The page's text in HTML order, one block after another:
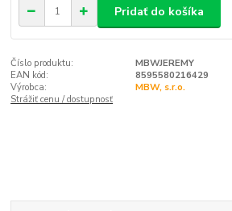
Pridať do košíka
Číslo produktu:
MBWJEREMY
EAN kód:
8595580216429
Výrobca:
MBW, s.r.o.
Strážiť cenu / dostupnosť